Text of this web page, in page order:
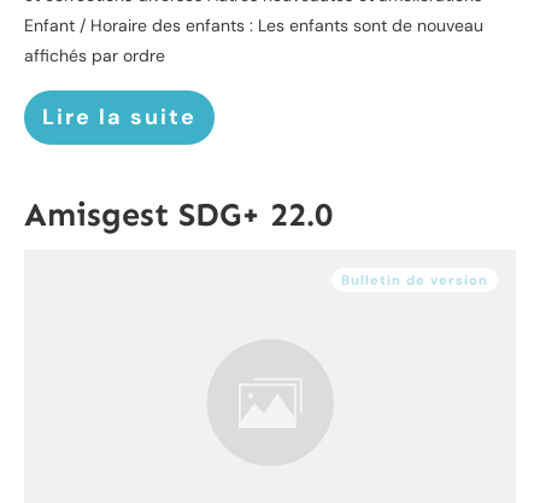
Enfant / Horaire des enfants : Les enfants sont de nouveau
affichés par ordre
Lire la suite
Amisgest SDG+ 22.0
Bulletin de version